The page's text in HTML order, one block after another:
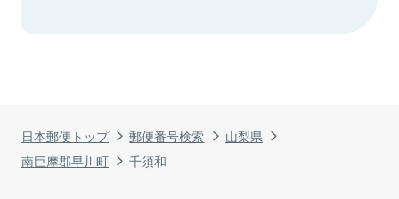
日本郵便トップ 郵便番号検索
山梨県
南巨摩郡早川町
千須和